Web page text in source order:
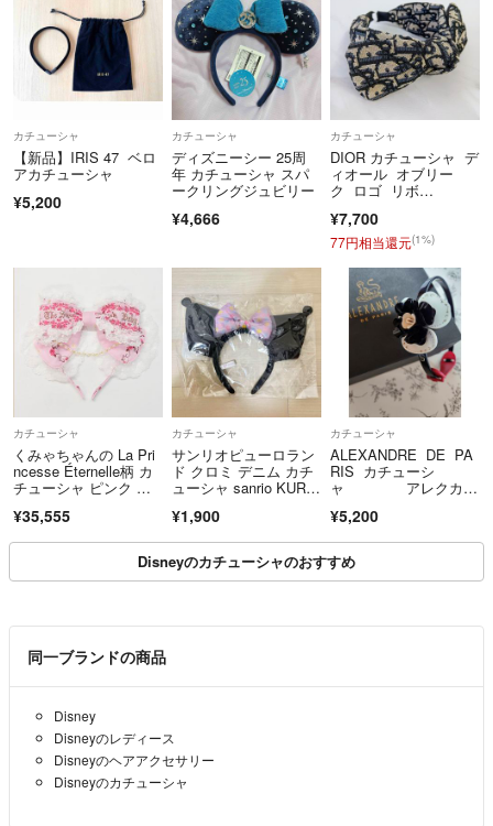
カチューシャ
【新品】IRIS 47 ベロ
アカチューシャ
¥5,200
カチューシャ
ディズニーシー 25周
年 カチューシャ スパ
ークリングジュビリー
¥4,666
カチューシャ
DIOR カチューシャ デ
ィオール オブリー
ク ロゴ リボ
¥7,700
77円相当還元(1%)
カチューシャ
くみゃちゃんの La Pri
ncesse Éternelle柄 カ
チューシャ ピンク 新
¥35,555
カチューシャ
サンリオピューロラン
ド クロミ デニム カチ
ューシャ sanrio KURO
¥1,900
カチューシャ
ALEXANDRE DE PA
RIS カチューシ
ャ アレクカチ
¥5,200
Disneyのカチューシャのおすすめ
同一ブランドの商品
Disney
Disneyのレディース
Disneyのヘアアクセサリー
Disneyのカチューシャ